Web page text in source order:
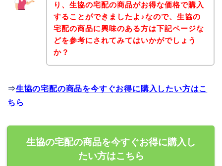
り、生協の宅配の商品がお得な価格で購入
することができましたよ♪なので、生協の
宅配の商品に興味のある方は下記ページな
どを参考にされてみてはいかがでしょう
か？
⇒生協の宅配の商品を今すぐお得に購入したい方はこ
ちら
生協の宅配の商品を今すぐお得に購入し
たい方はこちら